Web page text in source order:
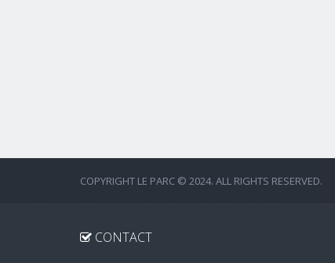
COPYRIGHT LE PARC © 2024. ALL RIGHTS RESERVED.
CONTACT